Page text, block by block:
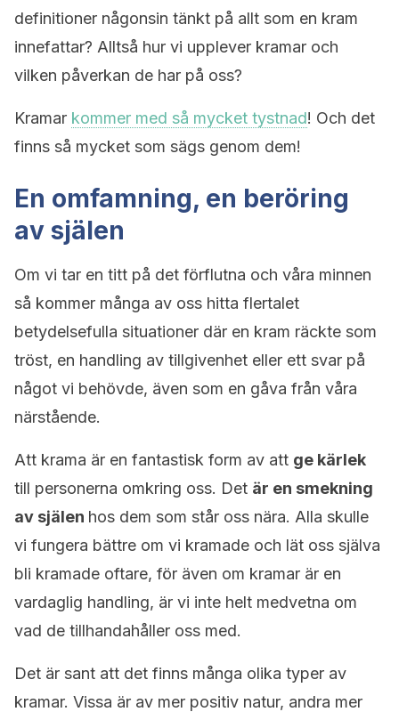
definitioner någonsin tänkt på allt som en kram
innefattar? Alltså hur vi upplever kramar och
vilken påverkan de har på oss?
Kramar kommer med så mycket tystnad! Och det
finns så mycket som sägs genom dem!
En omfamning, en beröring
av själen
Om vi tar en titt på det förflutna och våra minnen
så kommer många av oss hitta flertalet
betydelsefulla situationer där en kram räckte som
tröst, en handling av tillgivenhet eller ett svar på
något vi behövde, även som en gåva från våra
närstående.
Att krama är en fantastisk form av att ge kärlek
till personerna omkring oss. Det är en smekning
av själen hos dem som står oss nära. Alla skulle
vi fungera bättre om vi kramade och lät oss själva
bli kramade oftare, för även om kramar är en
vardaglig handling, är vi inte helt medvetna om
vad de tillhandahåller oss med.
Det är sant att det finns många olika typer av
kramar. Vissa är av mer positiv natur, andra mer